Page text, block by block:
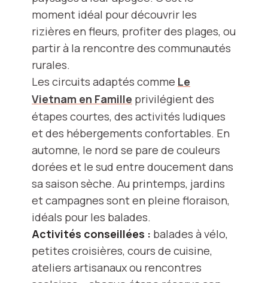
moment idéal pour découvrir les
rizières en fleurs, profiter des plages, ou
partir à la rencontre des communautés
rurales.
Les circuits adaptés comme Le
Vietnam en Famille privilégient des
étapes courtes, des activités ludiques
et des hébergements confortables. En
automne, le nord se pare de couleurs
dorées et le sud entre doucement dans
sa saison sèche. Au printemps, jardins
et campagnes sont en pleine floraison,
idéals pour les balades.
Activités conseillées : balades à vélo,
petites croisières, cours de cuisine,
ateliers artisanaux ou rencontres